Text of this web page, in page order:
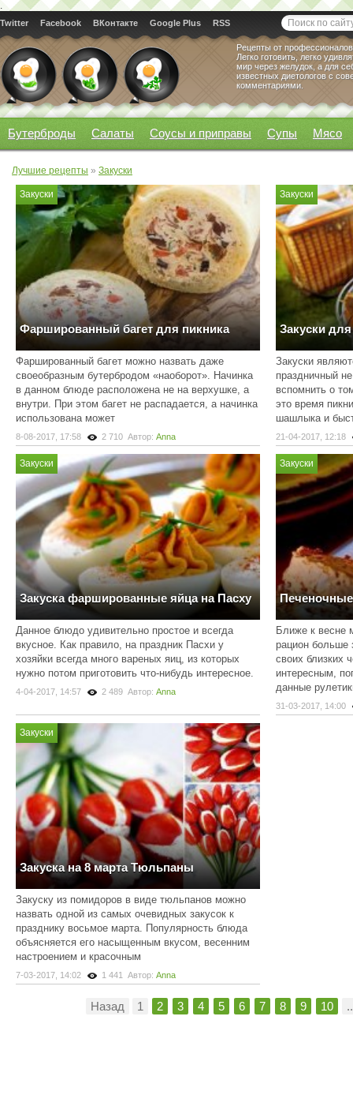
.
Twitter Facebook ВКонтакте Google Plus RSS
Рецепты от
Легко готовить, легко
мир через желудок, а для
известных диетологов с
комментариями.
Бутерброды Салаты Соусы и приправы Супы Мясо
Лучшие рецепты » Закуски
Фаршированный багет для пикника
Фаршированный багет можно назвать даже
своеобразным бутербродом «наоборот». Начинка
в данном блюде расположена не на верхушке, а
внутри. При этом багет не распадается, а начинка
использована может
Закуски
8-08-2017, 17:58 2 710 Автор: Anna
Закуски
Закуски
праздничный
вспомнить о
это время
шашлыка и
Закуски
21-04-2017, 12:18
Закуска фаршированные яйца на Пасху
Данное блюдо удивительно простое и всегда
вкусное. Как правило, на праздник Пасхи у
хозяйки всегда много вареных яиц, из которых
нужно потом приготовить что-нибудь интересное.
Закуски
4-04-2017, 14:57 2 489 Автор: Anna
Печеночные
Ближе к весне
рацион больше
своих близких
интересным,
данные
Закуски
31-03-2017, 14:00
Закуска на 8 марта Тюльпаны
Закуску из помидоров в виде тюльпанов можно
назвать одной из самых очевидных закусок к
празднику восьмое марта. Популярность блюда
объясняется его насыщенным вкусом, весенним
настроением и красочным
Закуски
7-03-2017, 14:02 1 441 Автор: Anna
Назад 1 2 3 4 5 6 7 8 9 10